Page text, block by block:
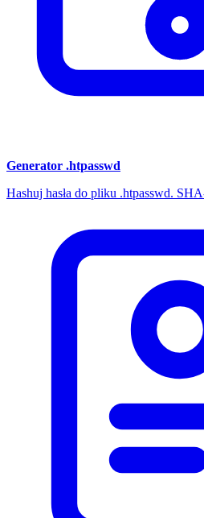
Generator .htpasswd
Hashuj hasła do pliku .htpasswd.